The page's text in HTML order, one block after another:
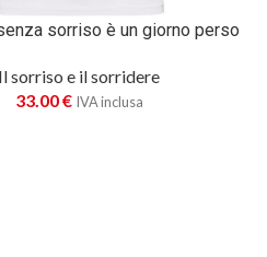
sorriso è un giorno perso
Il sorriso e il sorridere
33.00€ IVA inclusa